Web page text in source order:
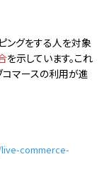
ングをする人を対象
を示しています。これ
コマースの利用が進
commerce-